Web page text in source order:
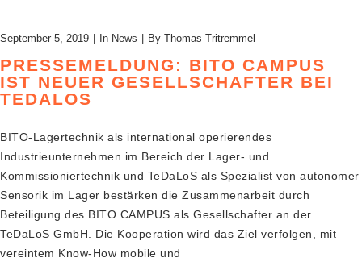
September 5, 2019 In News By Thomas Tritremmel
PRESSEMELDUNG: BITO CAMPUS
IST NEUER GESELLSCHAFTER BEI
TEDALOS
BITO-Lagertechnik als international operierendes
Industrieunternehmen im Bereich der Lager- und
Kommissioniertechnik und TeDaLoS als Spezialist von autonomer
Sensorik im Lager bestärken die Zusammenarbeit durch
Beteiligung des BITO CAMPUS als Gesellschafter an der
TeDaLoS GmbH. Die Kooperation wird das Ziel verfolgen, mit
vereintem Know-How mobile und